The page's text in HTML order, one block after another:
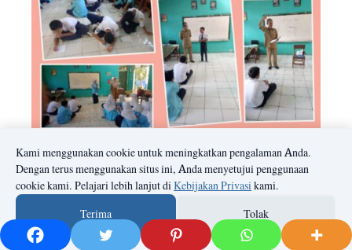
Kami menggunakan cookie untuk meningkatkan pengalaman Anda.
Dengan terus menggunakan situs ini, Anda menyetujui penggunaan
cookie kami. Pelajari lebih lanjut diKebijakan Privasikami.
Terima
Tolak